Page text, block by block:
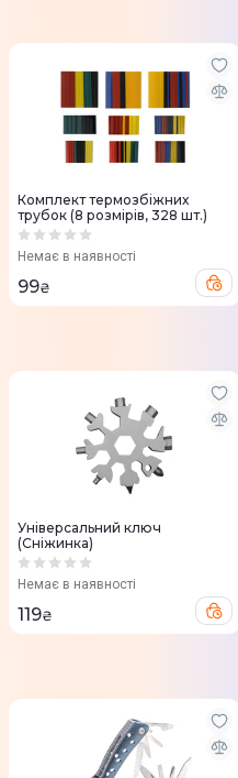
Комплект термозбіжних
трубок (8 розмірів, 328 шт.)
Немає в наявності
99₴
Універсальний ключ
(Сніжинка)
Немає в наявності
119₴